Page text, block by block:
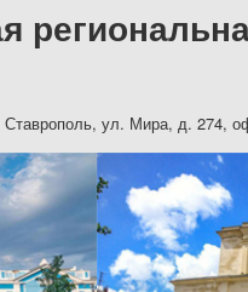
Ставрополь, ул. Мира, д. 274,